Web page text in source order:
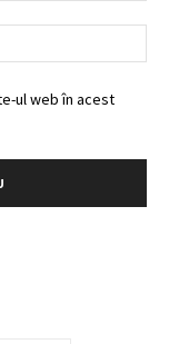
ul web în acest